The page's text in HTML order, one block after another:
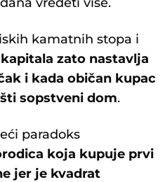
kamatnih stopa i
zato nastavlja
i kada običan kupac
sopstveni dom.
paradoks
koja kupuje prvi
jer je kvadrat